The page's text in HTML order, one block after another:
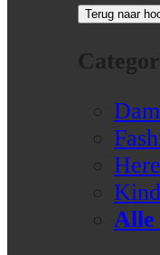
Terug naar
Alle